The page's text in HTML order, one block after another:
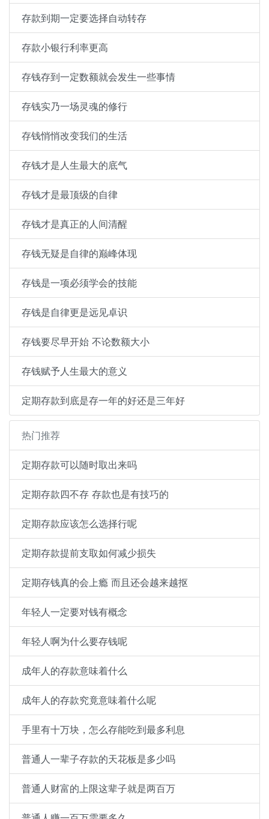
存款到期一定要选择自动转存
存款小银行利率更高
存钱存到一定数额就会发生一些事情
存钱实乃一场灵魂的修行
存钱悄悄改变我们的生活
存钱才是人生最大的底气
存钱才是最顶级的自律
存钱才是真正的人间清醒
存钱无疑是自律的巅峰体现
存钱是一项必须学会的技能
存钱是自律更是远见卓识
存钱要尽早开始 不论数额大小
存钱赋予人生最大的意义
定期存款到底是存一年的好还是三年好
热门推荐
定期存款可以随时取出来吗
定期存款四不存 存款也是有技巧的
定期存款应该怎么选择行呢
定期存款提前支取如何减少损失
定期存钱真的会上瘾 而且还会越来越抠
年轻人一定要对钱有概念
年轻人啊为什么要存钱呢
成年人的存款意味着什么
成年人的存款究竟意味着什么呢
手里有十万块，怎么存能吃到最多利息
普通人一辈子存款的天花板是多少吗
普通人财富的上限这辈子就是两百万